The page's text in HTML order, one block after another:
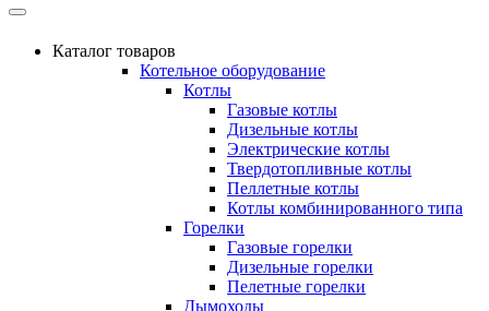
Каталог товаров
Котельное оборудование
Котлы
Газовые котлы
Дизельные котлы
Электрические котлы
Твердотопливные котлы
Пеллетные котлы
Котлы комбинированного типа
Горелки
Газовые горелки
Дизельные горелки
Пелетные горелки
Дымоходы